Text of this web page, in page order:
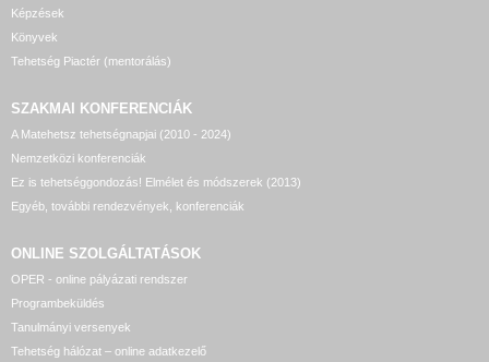
Képzések
Könyvek
Tehetség Piactér (mentorálás)
SZAKMAI KONFERENCIÁK
A Matehetsz tehetségnapjai (2010 - 2024)
Nemzetközi konferenciák
Ez is tehetséggondozás! Elmélet és módszerek (2013)
Egyéb, további rendezvények, konferenciák
ONLINE SZOLGÁLTATÁSOK
OPER - online pályázati rendszer
Programbeküldés
Tanulmányi versenyek
Tehetség hálózat – online adatkezelő